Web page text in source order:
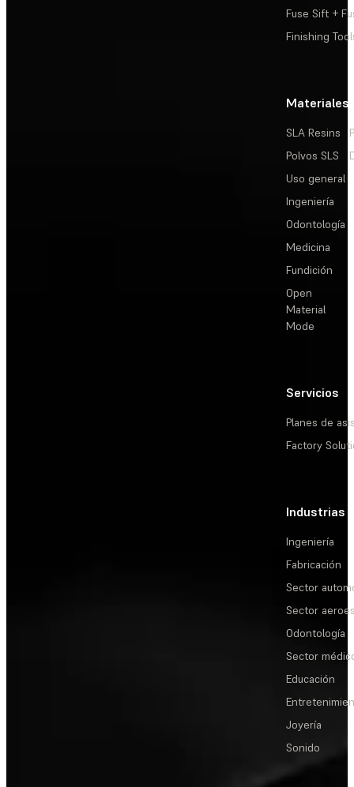
Fuse Sift +
Finishing
Materiales
SLA Resins
Polvos SLS
Uso general
Ingeniería
Odontología
Medicina
Fundición
Open
Material
Mode
Servicios
Planes de
Factory
Industrias
Ingeniería
Fabricación
Sector
Sector
Odontología
Sector
Educación
Joyería
Sonido